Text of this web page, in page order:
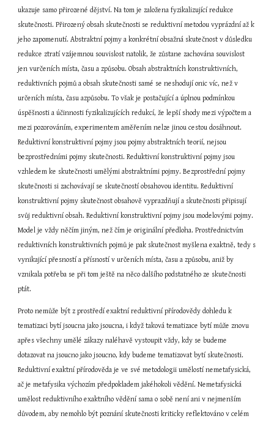
ukazuje samo přirozené dějství. Na tom je založena fyzikalizující redukce
skutečnosti. Přirozený obsah skutečnosti se reduktivní metodou vyprázdní až k
jeho zapomenutí. Abstraktní pojmy a konkrétní obsažná skutečnost v důsledku
redukce ztratí vzájemnou souvislost natolik, že zůstane zachována souvislost
jen vurčeních místa, času a způsobu. Obsah abstraktních konstruktivních,
reduktivních pojmů a obsah skutečnosti samé se neshodují onic víc, než v
určeních místa, času azpůsobu. To však je postačující a úplnou podmínkou
úspěšnosti a účinnosti fyzikalizujících redukcí, že lepší shody mezi výpočtem a
mezi pozorováním, experimentem aměřením nelze jinou cestou dosáhnout.
Reduktivní konstruktivní pojmy jsou pojmy abstraktních teorií, nejsou
bezprostředními pojmy skutečnosti. Reduktivní konstruktivní pojmy jsou
vzhledem ke skutečnosti umělými abstraktními pojmy. Bezprostřední pojmy
skutečnosti si zachovávají se skutečností obsahovou identitu. Reduktivní
konstruktivní pojmy skutečnost obsahově vyprazdňují a skutečnosti připisují
svůj reduktivní obsah. Reduktivní konstruktivní pojmy jsou modelovými pojmy.
Model je vždy něčím jiným, než čím je originální předloha. Prostřednictvím
reduktivních konstruktivních pojmů je pak skutečnost myšlena exaktně, tedy s
vynikající přesností a přísností v určeních místa, času a způsobu, aniž by
vznikala potřeba se při tom ještě na něco dalšího podstatného ze skutečnosti
ptát.
Proto nemůže být z prostředí exaktní reduktivní přírodovědy dohledu k
tematizaci bytí jsoucna jako jsoucna, i když taková tematizace bytí může znovu
apřes všechny umělé zákazy naléhavě vystoupit vždy, kdy se budeme
dotazovat na jsoucno jako jsoucno, kdy budeme tematizovat bytí skutečnosti.
Reduktivní exaktní přírodověda je ve své metodologii umělostí nemetafysická,
ač je metafysika výchozím předpokladem jakéhokoli vědění. Nemetafysická
umělost reduktivního exaktního vědění sama o sobě není ani v nejmenším
důvodem, aby nemohlo být poznání skutečnosti kriticky reflektováno v celém